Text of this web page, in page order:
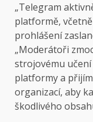
„Telegram
platformě,
prohlášení
„Moderátoři
strojovému
platformy a
organizací, aby
škodlivého